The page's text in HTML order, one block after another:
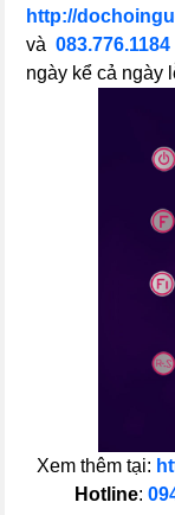
http://
và 083.776.1184
ngày kể cả ngày
Xem thêm tại:
Hotline: